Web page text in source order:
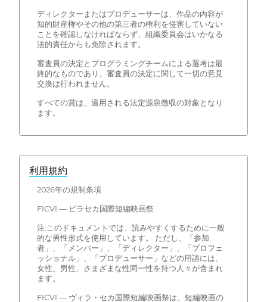
ディレクターまたはプロデューサーは、作品の内容が
知的財産権やその他の第三者の権利を侵害していない
ことを確認しなければならず、組織委員会はいかなる
法的責任からも免除されます。
審査員の決定とプログラミングチームによる選考は最
終的なものであり、審査員の決定に関して一切の意見
交換は行われません。
すべての賞は、適用される法定源泉徴収の対象となり
ます。
利用規約
2026年の規制条項
FICVI — ビラセカ国際短編映画祭
注:このドキュメントでは、読みやすくするために一般
的な男性形式を使用しています。 ただし、「参加
者」、「メンバー」、「ディレクター」、「プロフェ
ッショナル」、「プロデューサー」などの用語には、
女性、男性、さまざまな性同一性を持つ人々が含まれ
ます。
FICVI — ヴィラ・セカ国際短編映画祭は、短編映画の